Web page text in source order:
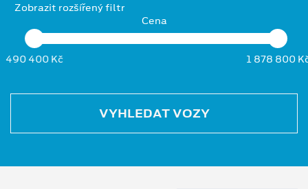
Zobrazit rozšířený filtr
Cena
490 400 Kč 1 878 800
VYHLEDAT VOZY